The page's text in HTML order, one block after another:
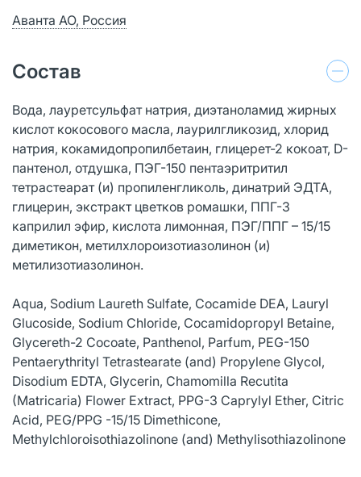
Аванта АО, Россия
Состав
Вода, лауретсульфат натрия, диэтаноламид жирных
кислот кокосового масла, лаурилгликозид, хлорид
натрия, кокамидопропилбетаин, глицерет-2 кокоат, D-
пантенол, отдушка, ПЭГ-150 пентаэритритил
тетрастеарат (и) пропиленгликоль, динатрий ЭДТА,
глицерин, экстракт цветков ромашки, ППГ-3
каприлил эфир, кислота лимонная, ПЭГ/ППГ – 15/15
диметикон, метилхлороизотиазолинон (и)
метилизотиазолинон.
Aqua, Sodium Laureth Sulfate, Сocamide DEA, Lauryl
Glucoside, Sodium Chloride, Cocamidopropyl Betaine,
Glycereth-2 Cocoate, Panthenol, Parfum, PEG-150
Pentaerythrityl Tetrastearate (and) Propylene Glycol,
Disodium EDTA, Glycerin, Сhamomilla Recutita
(Matricaria) Flower Extract, PPG-3 Caprylyl Ether, Сitric
Acid, PEG/PPG -15/15 Dimethicone,
Methylchloroisothiazolinone (and) Methylisothiazolinone